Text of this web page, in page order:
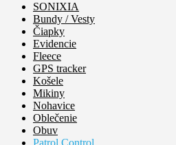
SONIXIA
Bundy / Vesty
Čiapky
Evidencie
Fleece
GPS tracker
Košele
Mikiny
Nohavice
Oblečenie
Obuv